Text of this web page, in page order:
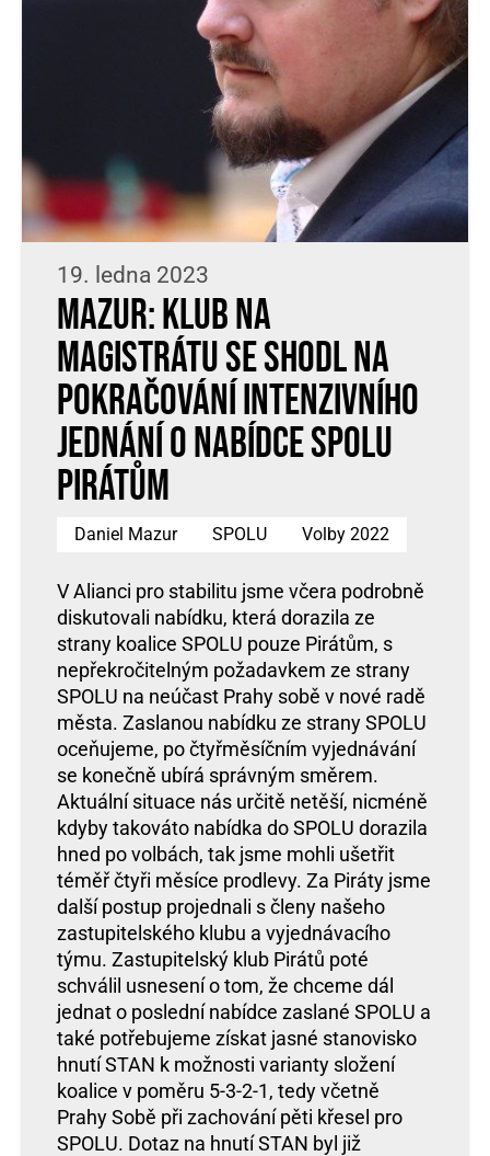
19. ledna 2023
Mazur: Klub na
magistrátu se shodl na
pokračování intenzivního
jednání o nabídce SPOLU
Pirátům
Daniel Mazur SPOLU Volby 2022
V Alianci pro stabilitu jsme včera podrobně
diskutovali nabídku, která dorazila ze
strany koalice SPOLU pouze Pirátům, s
nepřekročitelným požadavkem ze strany
SPOLU na neúčast Prahy sobě v nové radě
města. Zaslanou nabídku ze strany SPOLU
oceňujeme, po čtyřměsíčním vyjednávání
se konečně ubírá správným směrem.
Aktuální situace nás určitě netěší, nicméně
kdyby takováto nabídka do SPOLU dorazila
hned po volbách, tak jsme mohli ušetřit
téměř čtyři měsíce prodlevy. Za Piráty jsme
další postup projednali s členy našeho
zastupitelského klubu a vyjednávacího
týmu. Zastupitelský klub Pirátů poté
schválil usnesení o tom, že chceme dál
jednat o poslední nabídce zaslané SPOLU a
také potřebujeme získat jasné stanovisko
hnutí STAN k možnosti varianty složení
koalice v poměru 5-3-2-1, tedy včetně
Prahy Sobě při zachování pěti křesel pro
SPOLU. Dotaz na hnutí STAN byl již